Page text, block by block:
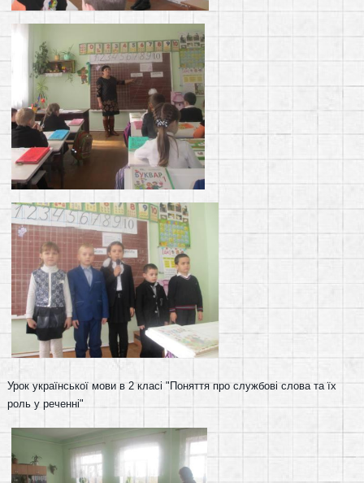
Урок української мови в 2 класі "Поняття про службові слова та їх
роль у реченні"